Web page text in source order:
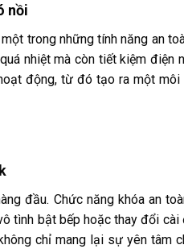
nồi
trong những tính năng an
nhiệt mà còn tiết kiệm điện
động, từ đó tạo ra một
đầu. Chức năng khóa an
tình bật bếp hoặc thay đổi
chỉ mang lại sự yên tâm